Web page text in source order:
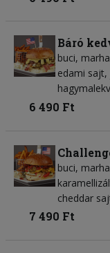
Báró
buci,
edami
6 490 Ft
buci,
cheddar
7 490 Ft